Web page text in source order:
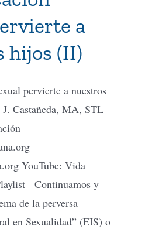
a
hijos (II)
pervierte a nuestros
Castañeda, MA, STL
YouTube: Vida
Continuamos y
de la perversa
en Sexualidad” (EIS) o